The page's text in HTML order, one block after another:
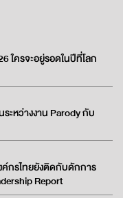
ใครจะอยู่รอดในปีที่โลก
ระหว่างงาน Parody กับ
ค์กรไทยยังติดกับดักการ
Report